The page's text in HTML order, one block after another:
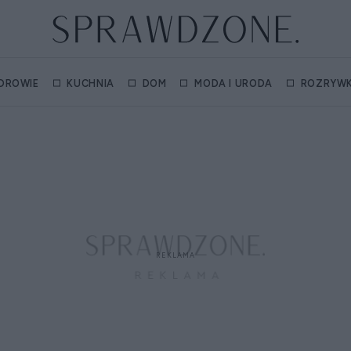
KUCHNIA DOM MODA I URODA